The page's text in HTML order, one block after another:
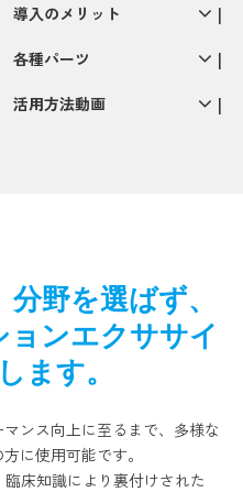
導入のメリット
各種パーツ
活用方法動画
分野を選ばず、
ンエクササイ
ます。
ンス向上に至るまで、多様な
に使用可能です。
床知識により裏付けされた